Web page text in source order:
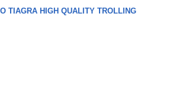
TIAGRA HIGH QUALITY TROLLING